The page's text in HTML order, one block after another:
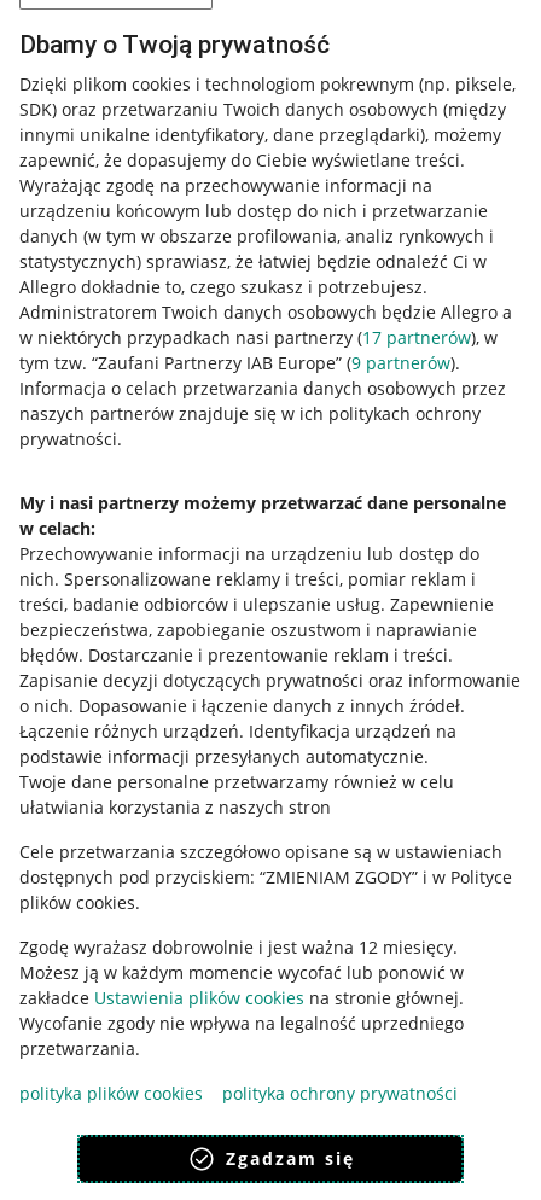
Dbamy o Twoją prywatność
Dzięki plikom cookies i technologiom pokrewnym (np. piksele,
SDK) oraz przetwarzaniu Twoich danych osobowych (między
innymi unikalne identyfikatory, dane przeglądarki), możemy
zapewnić, że dopasujemy do Ciebie wyświetlane treści.
Wyrażając zgodę na przechowywanie informacji na
urządzeniu końcowym lub dostęp do nich i przetwarzanie
danych (w tym w obszarze profilowania, analiz rynkowych i
statystycznych) sprawiasz, że łatwiej będzie odnaleźć Ci w
Allegro dokładnie to, czego szukasz i potrzebujesz.
Administratorem Twoich danych osobowych będzie Allegro a
w niektórych przypadkach nasi partnerzy (17 partnerów), w
tym tzw. “Zaufani Partnerzy IAB Europe” (9 partnerów).
Informacja o celach przetwarzania danych osobowych przez
naszych partnerów znajduje się w ich politykach ochrony
prywatności.
My i nasi partnerzy możemy przetwarzać dane personalne
w celach:
Przechowywanie informacji na urządzeniu lub dostęp do
nich. Spersonalizowane reklamy i treści, pomiar reklam i
treści, badanie odbiorców i ulepszanie usług. Zapewnienie
bezpieczeństwa, zapobieganie oszustwom i naprawianie
błędów. Dostarczanie i prezentowanie reklam i treści.
Zapisanie decyzji dotyczących prywatności oraz informowanie
o nich. Dopasowanie i łączenie danych z innych źródeł.
Łączenie różnych urządzeń. Identyfikacja urządzeń na
podstawie informacji przesyłanych automatycznie.
Twoje dane personalne przetwarzamy również w celu
ułatwiania korzystania z naszych stron
Cele przetwarzania szczegółowo opisane są w ustawieniach
dostępnych pod przyciskiem: “ZMIENIAM ZGODY” i w Polityce
plików cookies.
Zgodę wyrażasz dobrowolnie i jest ważna 12 miesięcy.
Możesz ją w każdym momencie wycofać lub ponowić w
zakładce Ustawienia plików cookies na stronie głównej.
Wycofanie zgody nie wpływa na legalność uprzedniego
przetwarzania.
polityka plików cookies
polityka ochrony prywatności
Zgadzam się
Przydatne informacje
Jak to działa
Allegro Gadane dla sprzedających
Allegro Gadane dla kupujących
Mapa miejscowości
Informacje prawne
Regulamin
Polityka plików "cookies"
Ustawienia plików "cookies"
Udostępnianie lokalizacji
Informacje dla Aktu o Usługach Cyfrowych
Pobierz aplikację